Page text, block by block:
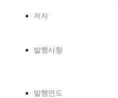
저자
발행사항
발행연도